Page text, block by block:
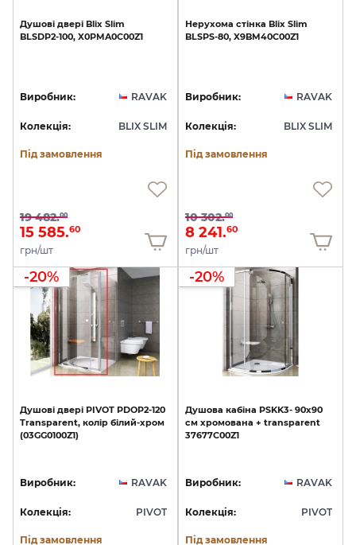
Душові двері Blix Slim
BLSDP2-100, X0PMA0C00Z1
Виробник: RAVAK
Колекція: BLIX SLIM
Під замовлення
19 482.00
15 585.60
грн/шт
Нерухома стінка Blix Slim
BLSPS-80, X9BM40C00Z1
Виробник: RAVAK
Колекція: BLIX SLIM
Під замовлення
10 302.00
8 241.60
грн/шт
-20%
Душові двері PIVOT PDOP2-120
Transparent, колір білий-хром
(03GG0100Z1)
Виробник: RAVAK
Колекція: PIVOT
Під замовлення
-20%
Душова кабіна PSKK3- 90х90
см хромована + transparent
37677C00Z1
Виробник: RAVAK
Колекція: PIVOT
Під замовлення